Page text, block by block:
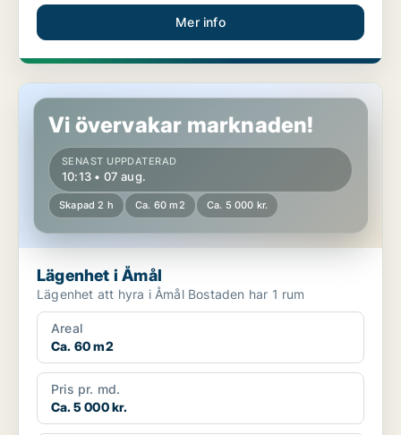
Mer info
Lägenhet i Åmål
Vi övervakar marknaden!
SENAST UPPDATERAD
10:13 • 07 aug.
Skapad 2 h Ca. 60 m2 Ca. 5 000 kr.
Lägenhet i Åmål
Lägenhet att hyra i Åmål Bostaden har 1 rum
Areal
Ca. 60 m2
Pris pr. md.
Ca. 5 000 kr.